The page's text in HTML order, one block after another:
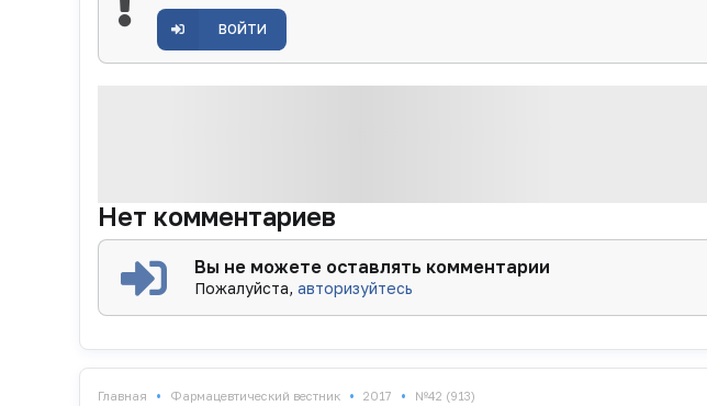
ВОЙТИ
Нет комментариев
Вы не можете оставлять комментарии
Пожалуйста,авторизуйтесь
Главная • Фармацевтический вестник • 2017 • №42 (913)